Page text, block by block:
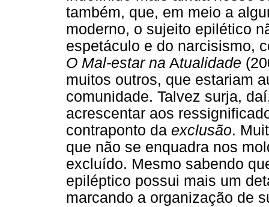
também, que, em meio a
moderno, o sujeito epilético
espetáculo e do narcisismo,
O Mal-estar na Atualidade
muitos outros, que estariam
comunidade. Talvez surja,
acrescentar aos
contraponto da exclusão.
que não se enquadra nos
excluído. Mesmo sabendo
epiléptico possui mais um
marcando a organização de